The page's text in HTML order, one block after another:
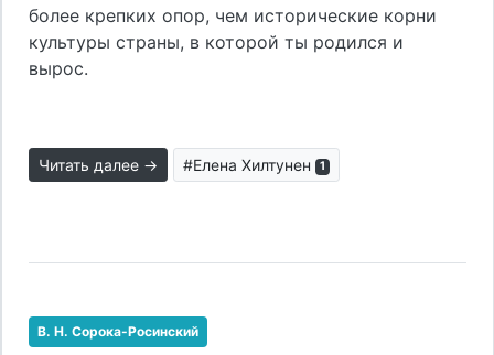
более крепких опор, чем исторические корни
культуры страны, в которой ты родился и
вырос.
Читать далее → #Елена Хилтунен 1
В. Н. Сорока-Росинский